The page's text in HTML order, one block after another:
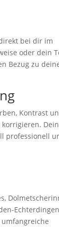
bei dir im
oder dein
Bezug zu
Kontrast
professionell